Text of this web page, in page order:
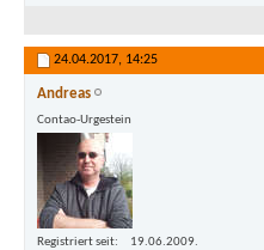
24.04.2017, 14:25
Andreas
Contao-Urgestein
Registriert seit
19.06.2009.